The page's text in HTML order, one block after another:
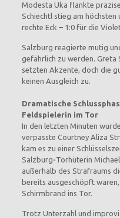
Modesta Uka flankte
Schiechtl stieg am
rechte Eck – 1:0 für die
Salzburg reagierte mutig
gefährlich zu werden. Greta
setzten Akzente, doch die
keinen Ausgleich zu.
Dramatische
Feldspielerin im Tor
In den letzten Minuten
verpasste Courtney Aliza
kam es zu einer
Salzburg‑Torhüterin
außerhalb des Strafraums
bereits ausgeschöpft
Schirmbrand ins Tor.
Trotz Unterzahl und